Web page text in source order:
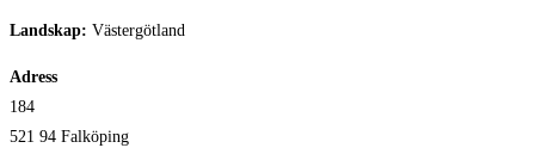
Landskap: Västergötland
Adress
184
521 94 Falköping